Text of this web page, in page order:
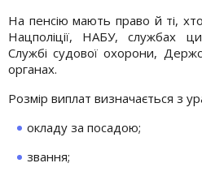
На пенсію мають право й ті,
Нацполіції, НАБУ, службах
Службі судової охорони,
органах.
Розмір виплат визначається з
окладу за посадою;
звання;